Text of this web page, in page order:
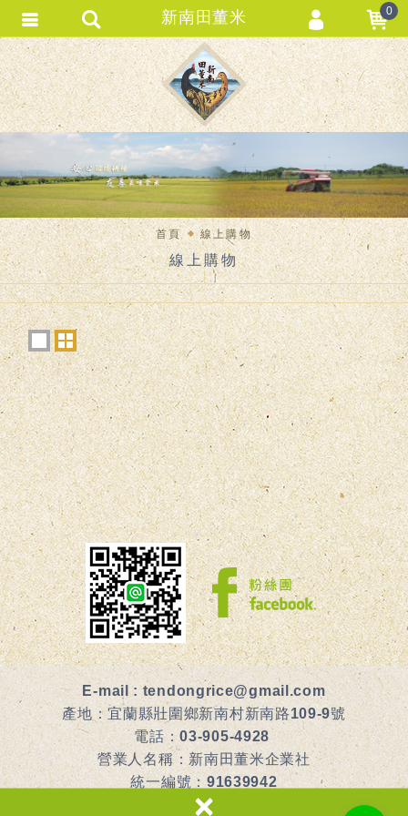
×
首頁 線上購物
線上購物
E-mail :tendongrice@gmail.com
產地：宜蘭縣壯圍鄉新南村新南路109-9號
電話：03-905-4928
營業人名稱：新南田董米企業社
統一編號：91639942
食品業者登錄字號：G-191639942-00000-7
新南田董米 0
會員登入
會員註冊
忘記密碼
訂單查詢
匯款通知